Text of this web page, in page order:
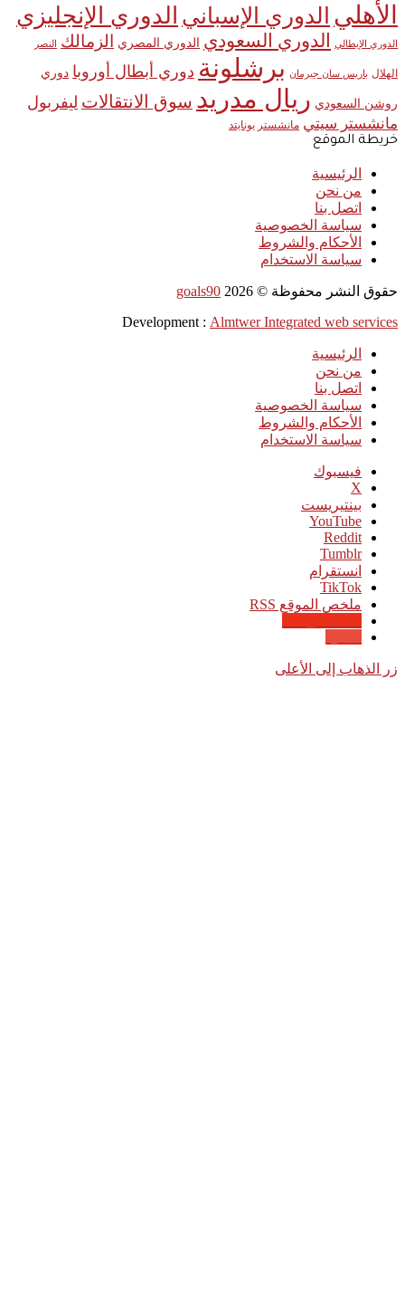
الأهلي الدوري الإسباني الدوري الإنجليزي
الدوري الإيطالي الدوري السعودي الدوري المصري الزمالك النصر
الهلال باريس سان جيرمان برشلونة دوري أبطال أوروبا دوري
روشن السعودي ريال مدريد سوق الانتقالات ليفربول
مانشستر سيتي مانشستر يونايتد
خريطة الموقع
الرئيسية
من نحن
اتصل بنا
سياسة الخصوصية
الأحكام والشروط
سياسة الاستخدام
حقوق النشر محفوظة © goals90 2026
Development : Almtwer Integrated web services
الرئيسية
من نحن
اتصل بنا
سياسة الخصوصية
الأحكام والشروط
سياسة الاستخدام
فيسبوك
‫X
بينتيريست
‫YouTube
انستقرام
‫TikTok
ملخص الموقع RSS
زر الذهاب إلى الأعلى